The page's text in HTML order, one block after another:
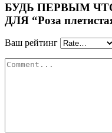
БУДЬ ПЕРВЫМ
ДЛЯ “Роза
Ваш рейтинг